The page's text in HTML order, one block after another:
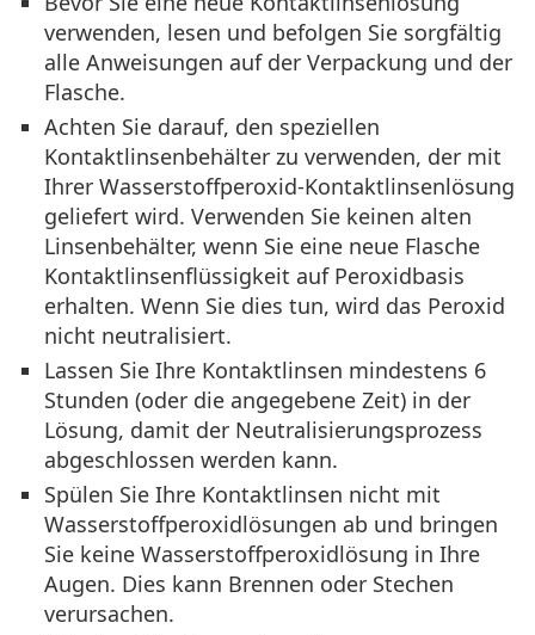
verwenden, lesen und befolgen Sie sorgfältig
alle Anweisungen auf der Verpackung und der
Flasche.
Achten Sie darauf, den speziellen
Kontaktlinsenbehälter zu verwenden, der mit
Ihrer Wasserstoffperoxid-Kontaktlinsenlösung
geliefert wird. Verwenden Sie keinen alten
Linsenbehälter, wenn Sie eine neue Flasche
Kontaktlinsenflüssigkeit auf Peroxidbasis
erhalten. Wenn Sie dies tun, wird das Peroxid
nicht neutralisiert.
Lassen Sie Ihre Kontaktlinsen mindestens 6
Stunden (oder die angegebene Zeit) in der
Lösung, damit der Neutralisierungsprozess
abgeschlossen werden kann.
Spülen Sie Ihre Kontaktlinsen nicht mit
Wasserstoffperoxidlösungen ab und bringen
Sie keine Wasserstoffperoxidlösung in Ihre
Augen. Dies kann Brennen oder Stechen
verursachen.